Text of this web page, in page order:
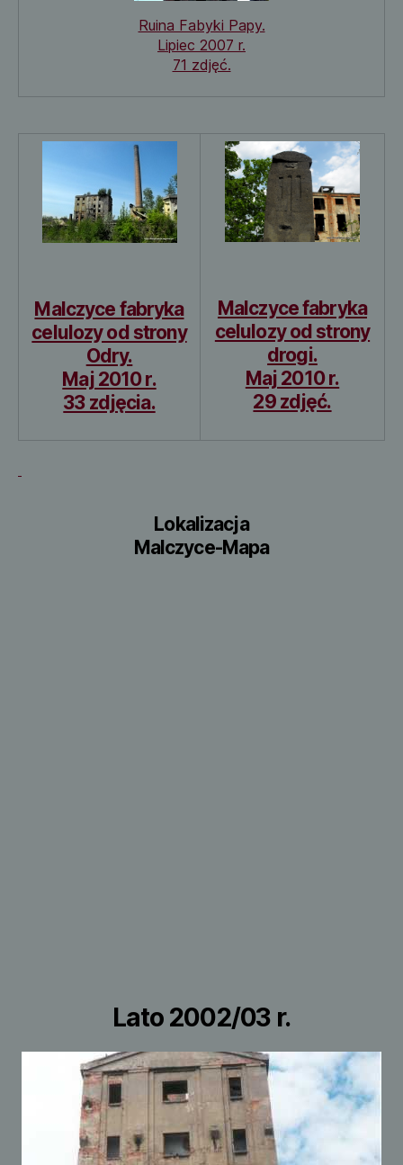
Ruina Fabyki Papy.
Lipiec 2007 r.
71 zdjęć.
Malczyce fabryka
celulozy od strony
Odry.
Maj 2010 r.
33 zdjęcia.
Malczyce fabryka
celulozy od strony
drogi.
Maj 2010 r.
29 zdjęć.
Lokalizacja
Malczyce-Mapa
Lato 2002/03 r.